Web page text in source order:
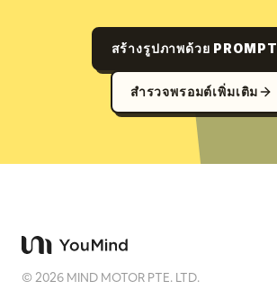
สร้างรูปภาพด้วย PROMPT
สำรวจพรอมต์เพิ่มเติม
©2026 MIND MOTOR PTE. LTD.